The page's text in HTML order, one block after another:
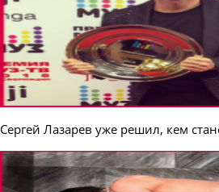
Сергей Лазарев уже решил, кем